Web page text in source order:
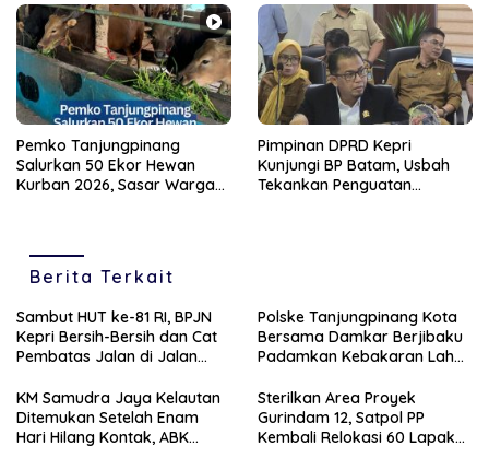
Pemko Tanjungpinang
Salurkan 50 Ekor Hewan
Kurban 2026, Sasar Warga
Pimpinan DPRD Kepri
Kunjungi BP Batam, Usbah
Tekankan Penguatan
Berita Terkait
Sambut HUT ke-81 RI, BPJN
Kepri Bersih-Bersih dan Cat
Pembatas Jalan di Jalan
Tanjungpinang
Polske Tanjungpinang Kota
Bersama Damkar Berjibaku
Padamkan Kebakaran Lahan
KM Samudra Jaya Kelautan
Ditemukan Setelah Enam
Hari Hilang Kontak, ABK
Sterilkan Area Proyek
Gurindam 12, Satpol PP
Kembali Relokasi 60 Lapak